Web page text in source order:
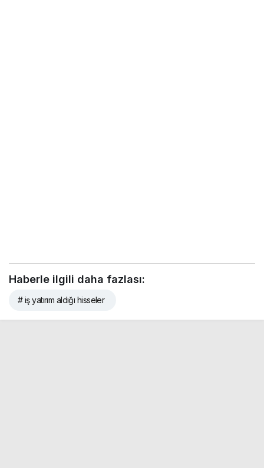
Haberle ilgili daha fazlası:
# iş yatırım aldığı hisseler